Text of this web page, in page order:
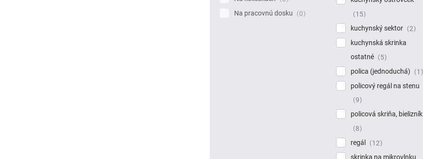
Na pracovnú dosku
0
15
kuchynský sektor
2
kuchynská skrinka
ostatné
5
polica (jednoduchá)
1
policový regál na stenu
9
policová skriňa, bielizník
8
regál
12
skrinka na mikrovlnku